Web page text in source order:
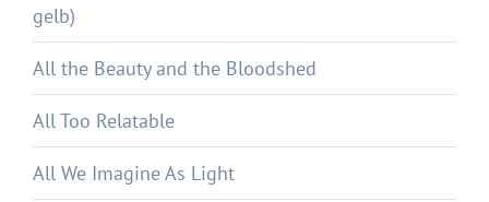
gelb)
All the Beauty and the Bloodshed
All Too Relatable
All We Imagine As Light